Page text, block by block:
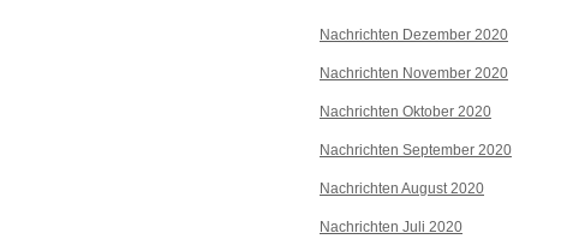
Nachrichten Dezember 2020
Nachrichten November 2020
Nachrichten Oktober 2020
Nachrichten September 2020
Nachrichten August 2020
Nachrichten Juli 2020